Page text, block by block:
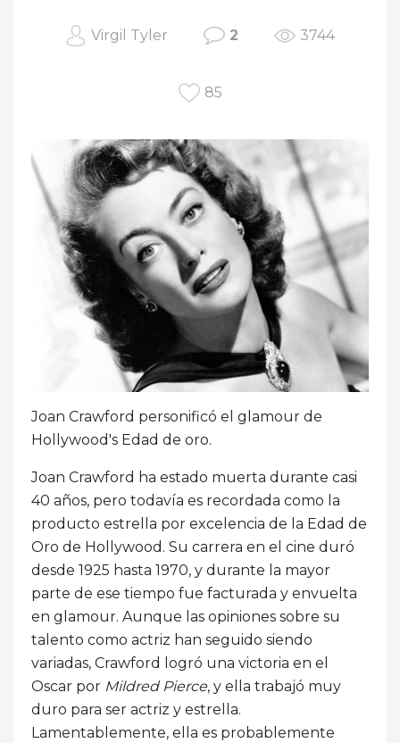
Virgil Tyler 2 3744
85
Joan Crawford personificó el glamour de
Hollywood's Edad de oro.
Joan Crawford ha estado muerta durante casi
40 años, pero todavía es recordada como la
producto estrella por excelencia de la Edad de
Oro de Hollywood. Su carrera en el cine duró
desde 1925 hasta 1970, y durante la mayor
parte de ese tiempo fue facturada y envuelta
en glamour. Aunque las opiniones sobre su
talento como actriz han seguido siendo
variadas, Crawford logró una victoria en el
Oscar por Mildred Pierce, y ella trabajó muy
duro para ser actriz y estrella.
Lamentablemente, ella es probablemente